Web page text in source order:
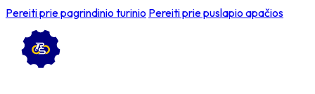
Pereiti prie pagrindinio turinio Pereiti prie puslapio apačios